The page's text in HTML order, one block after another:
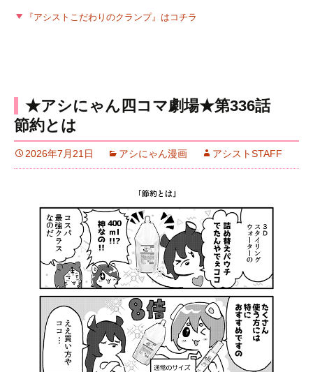
『アシストこだわりのクランプ』はコチラ
★アシにゃん四コマ劇場★第336話
節約とは
2026年7月21日 アシにゃん漫画 アシストSTAFF